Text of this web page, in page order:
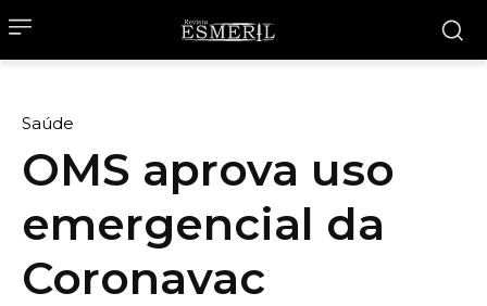
Saúde
OMS aprova uso
emergencial da
Coronavac